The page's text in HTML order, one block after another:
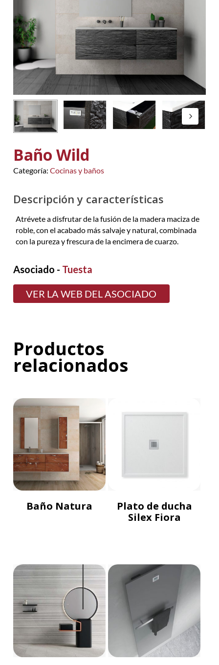
Baño Wild
Categoría: Cocinas y baños
Descripción y características
Atrévete a disfrutar de la fusión de la madera maciza de
roble, con el acabado más salvaje y natural, combinada
con la pureza y frescura de la encimera de cuarzo.
Asociado - Tuesta
VER LA WEB DEL ASOCIADO
Productos
relacionados
Baño Natura
Plato de ducha
Silex Fiora